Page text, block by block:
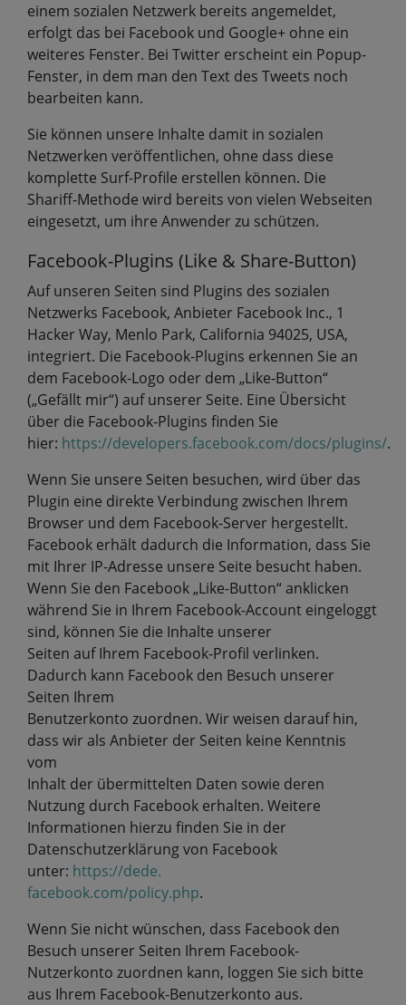
einem sozialen Netzwerk bereits angemeldet,
erfolgt das bei Facebook und Google+ ohne ein
weiteres Fenster. Bei Twitter erscheint ein Popup-
Fenster, in dem man den Text des Tweets noch
bearbeiten kann.
Sie können unsere Inhalte damit in sozialen
Netzwerken veröffentlichen, ohne dass diese
komplette Surf-Profile erstellen können. Die
Shariff-Methode wird bereits von vielen Webseiten
eingesetzt, um ihre Anwender zu schützen.
Facebook-Plugins (Like & Share-Button)
Auf unseren Seiten sind Plugins des sozialen
Netzwerks Facebook, Anbieter Facebook Inc., 1
Hacker Way, Menlo Park, California 94025, USA,
integriert. Die Facebook-Plugins erkennen Sie an
dem Facebook-Logo oder dem „Like-Button“
(„Gefällt mir“) auf unserer Seite. Eine Übersicht
über die Facebook-Plugins finden Sie
hier: https://developers.facebook.com/docs/plugins/.
Wenn Sie unsere Seiten besuchen, wird über das
Plugin eine direkte Verbindung zwischen Ihrem
Browser und dem Facebook-Server hergestellt.
Facebook erhält dadurch die Information, dass Sie
mit Ihrer IP-Adresse unsere Seite besucht haben.
Wenn Sie den Facebook „Like-Button“ anklicken
während Sie in Ihrem Facebook-Account eingeloggt
sind, können Sie die Inhalte unserer
Seiten auf Ihrem Facebook-Profil verlinken.
Dadurch kann Facebook den Besuch unserer
Seiten Ihrem
Benutzerkonto zuordnen. Wir weisen darauf hin,
dass wir als Anbieter der Seiten keine Kenntnis
vom
Inhalt der übermittelten Daten sowie deren
Nutzung durch Facebook erhalten. Weitere
Informationen hierzu finden Sie in der
Datenschutzerklärung von Facebook
unter: https://dede.
facebook.com/policy.php.
Wenn Sie nicht wünschen, dass Facebook den
Besuch unserer Seiten Ihrem Facebook-
Nutzerkonto zuordnen kann, loggen Sie sich bitte
aus Ihrem Facebook-Benutzerkonto aus.